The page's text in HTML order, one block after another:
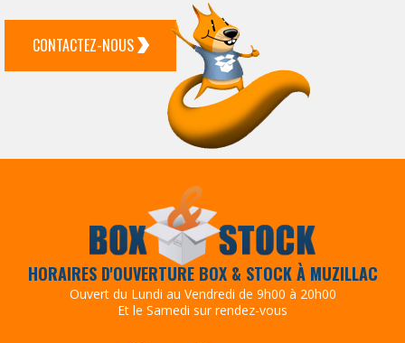
CONTACTEZ-NOUS
HORAIRES D'OUVERTURE BOX & STOCK À MUZILLAC
Ouvert du Lundi au Vendredi de 9h00 à 20h00
Et le Samedi sur rendez-vous